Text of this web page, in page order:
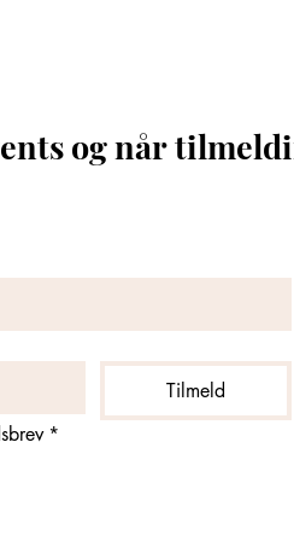
og når
Tilmeld
*